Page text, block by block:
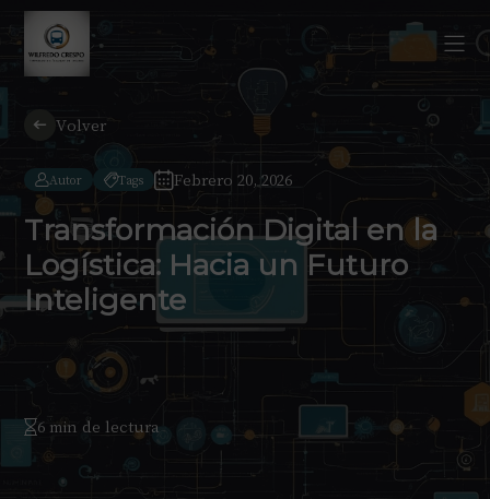
Volver
Autor Tags Febrero 20, 2026
Transformación Digital en la
Logística: Hacia un Futuro
Inteligente
6 min de lectura